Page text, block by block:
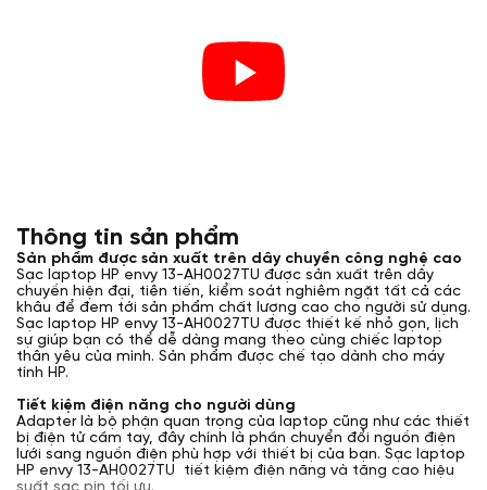
Thông tin sản phẩm
Sản phẩm được sản xuất trên dây chuyền công nghệ cao
Sạc laptop HP envy 13-AH0027TU được sản xuất trên dây
chuyền hiện đại, tiên tiến, kiểm soát nghiêm ngặt tất cả các
khâu để đem tới sản phẩm chất lượng cao cho người sử dụng.
Sạc laptop HP envy 13-AH0027TU được thiết kế nhỏ gọn, lịch
sự giúp bạn có thể dễ dàng mang theo cùng chiếc laptop
thân yêu của mình. Sản phẩm được chế tạo dành cho máy
tính HP.
Tiết kiệm điện năng cho người dùng
Adapter là bộ phận quan trọng của laptop cũng như các thiết
bị điện tử cầm tay, đây chính là phần chuyển đổi nguồn điện
lưới sang nguồn điện phù hợp với thiết bị của bạn. Sạc laptop
HP envy 13-AH0027TU tiết kiệm điện năng và tăng cao hiệu